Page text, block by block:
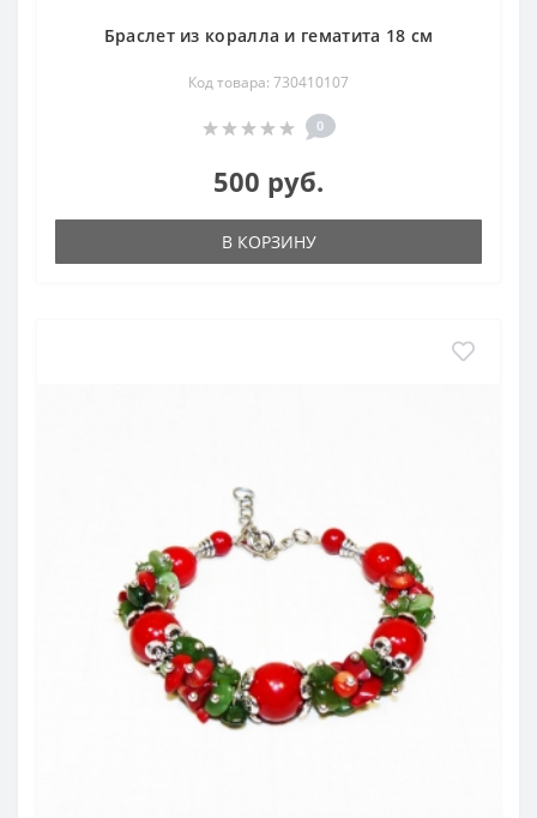
Браслет из коралла и гематита 18 см
Код товара: 730410107
0
500 руб.
В КОРЗИНУ